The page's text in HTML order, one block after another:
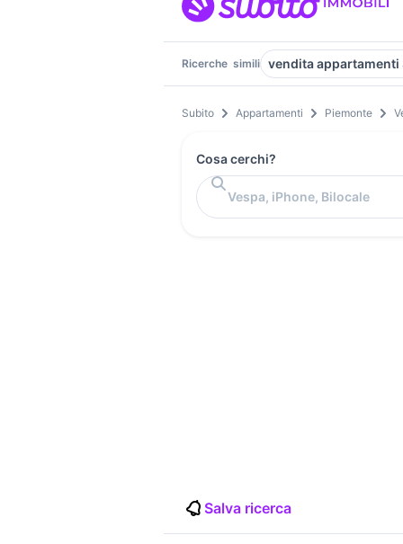
Ricerche simili vendita appartamenti
Subito Appartamenti Piemonte
Cosa cerchi?
Salva ricerca